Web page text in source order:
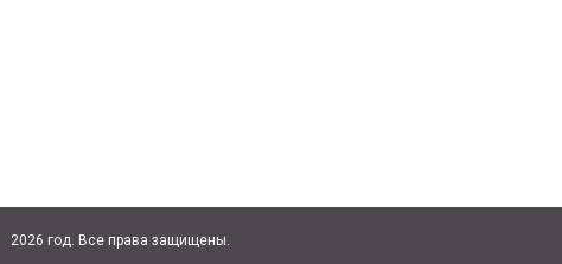
2026 год. Все права защищены.